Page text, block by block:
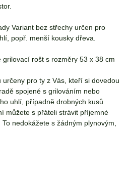
Variant bez střechy určen pro
popř. menší kousky dřeva.
rošt s rozměry 53 x 38 cm
pro ty z Vás, kteří si dovedou
spojené s grilováním nebo
uhlí, případně drobných kusů
můžete s přáteli strávit příjemné
nedokážete s žádným plynovým,